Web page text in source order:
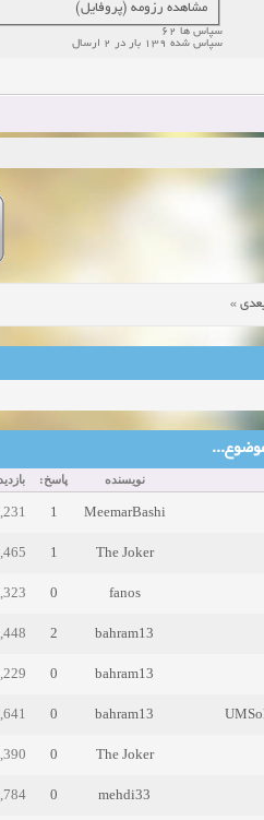
مشاهده رزومه (پروفایل)
سپاس ها 62
سپاس شده 139 بار در 2 ارسال
»
نویسنده پاسخ:
MeemarBashi
1
The Joker
1
fanos
0
bahram13
2
bahram13
0
bahram13
0
The Joker
0
mehdi33
0